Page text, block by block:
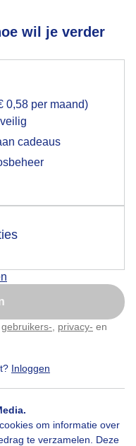
wil je verder
0,58 per maand)
cadeaus
gebruikers- privacy- en
Inloggen
om informatie over
te verzamelen. Deze
2026, 69x bekeken
voor het
op hebt gegeven,
je browser waarin
popup
later
passen